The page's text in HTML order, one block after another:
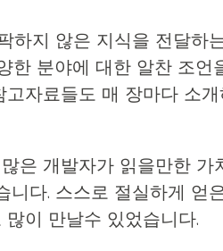
하지 않은 지식을 전달하
한 분야에 대한 알찬 조언
자료들도 매 장마다 소개
은 개발자가 읽을만한 가
니다. 스스로 절실하게 얻
이 만날수 있었습니다.